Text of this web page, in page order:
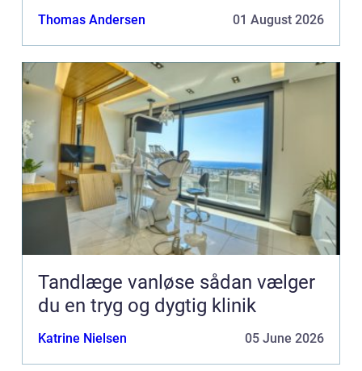
Thomas Andersen 01 August 2026
Tandlæge vanløse sådan vælger
du en tryg og dygtig klinik
Katrine Nielsen 05 June 2026